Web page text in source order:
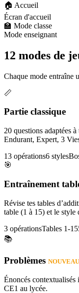
🏠 Accueil
Écran d'accueil
🏫 Mode classe
Mode enseignant
12 modes de
Chaque mode entraîne
📏
Partie classique
20 questions adaptées
Endurant, Expert, 3
13 opérations6 styles
🎯
Entraînement
Révise tes tables
table (1 à 15) et le style
3 opérationsTables 1-15
📚
Problèmes NOUVEAU
Énoncés contextualisés
CE1 au lycée.